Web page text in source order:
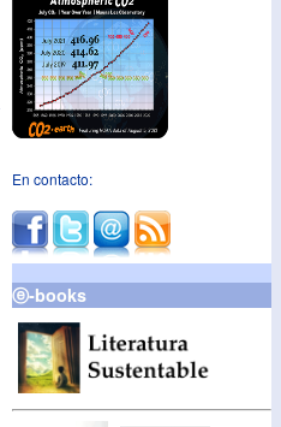
En contacto:
ⓔ-books